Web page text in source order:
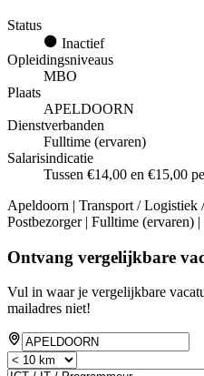
Status
Inactief
Opleidingsniveaus
MBO
Plaats
APELDOORN
Dienstverbanden
Fulltime (ervaren)
Salarisindicatie
Tussen €14,00 en €15,00
Apeldoorn | Transport / Logistiek
Postbezorger | Fulltime (ervaren)
Ontvang vergelijkbare
Vul in waar je vergelijkbare
mailadres niet!